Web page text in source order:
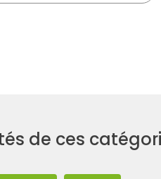
de ces